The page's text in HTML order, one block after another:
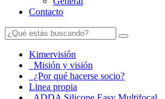
Contacto
Kimervisión
Misión y visión
¿Por qué hacerse socio?
Linea propia